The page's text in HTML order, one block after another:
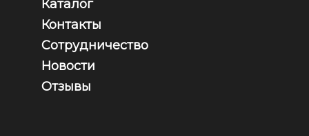
Каталог
Контакты
Сотрудничество
Новости
Отзывы